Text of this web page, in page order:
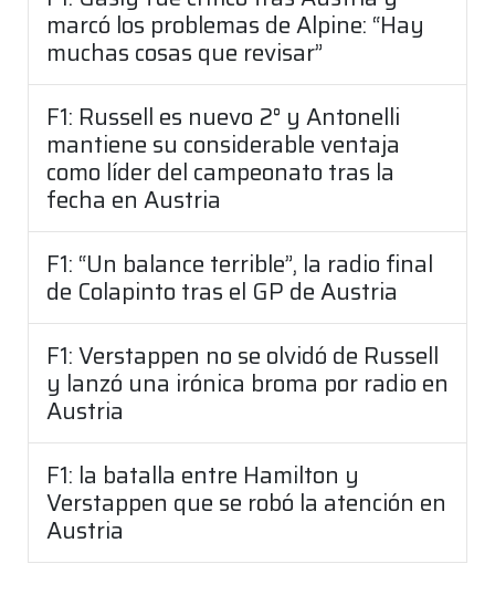
marcó los problemas de Alpine: “Hay
muchas cosas que revisar”
F1: Russell es nuevo 2° y Antonelli
mantiene su considerable ventaja
como líder del campeonato tras la
fecha en Austria
F1: “Un balance terrible”, la radio final
de Colapinto tras el GP de Austria
F1: Verstappen no se olvidó de Russell
y lanzó una irónica broma por radio en
Austria
F1: la batalla entre Hamilton y
Verstappen que se robó la atención en
Austria